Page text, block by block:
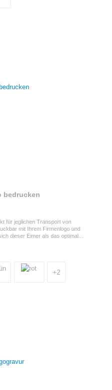
bedrucken
für jeglichen Transport von
mit Ihrem Firmenlogo und
dieser Eimer als das optimale
Botschaft platziert
Europa- Druckfläche:
+2